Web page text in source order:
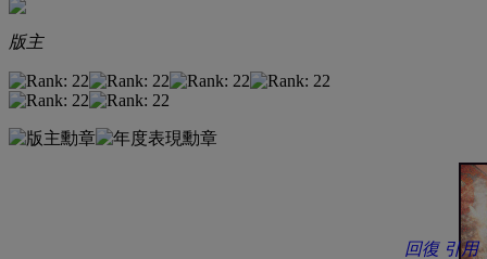
版主
回復 引用